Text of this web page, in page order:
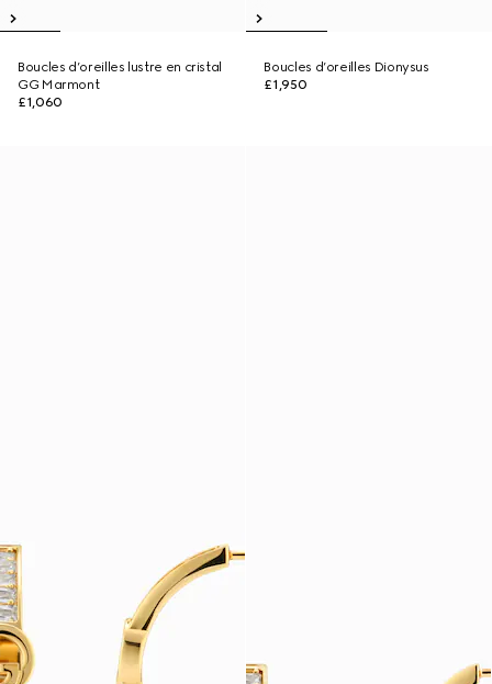
Boucles d’oreilles lustre en cristal
GG Marmont
£1,060
Boucles d’oreilles Dionysus
£1,950